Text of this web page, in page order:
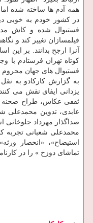
همه آدم ها ساخته شده
در کشور خودم به خوبی
فستیوال شده و کاش
فیلمسازان تغییر کند و
آنرا ارجح بدانند. بر این
کوتاه تهران فرستادم با
فستیوال های جهان محروم
به گزارش کارکادو به نقل
یزدانی ایفای نقش می
ثقفی عکاس، طراح صحنه و
عابدی، تدوین محمدعلی
صداگذار مهرداد جلوخانی
محمدعلی شعبانی تجربه
استیضاح»، «انحصار
تماشای دوزخ » را در